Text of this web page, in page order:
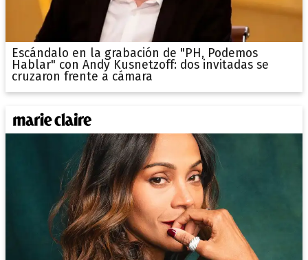
Escándalo en la grabación de "PH, Podemos
Hablar" con Andy Kusnetzoff: dos invitadas se
cruzaron frente a cámara